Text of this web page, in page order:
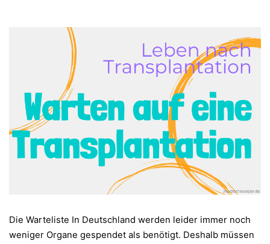
Die Warteliste In Deutschland werden leider immer noch
weniger Organe gespendet als benötigt. Deshalb müssen